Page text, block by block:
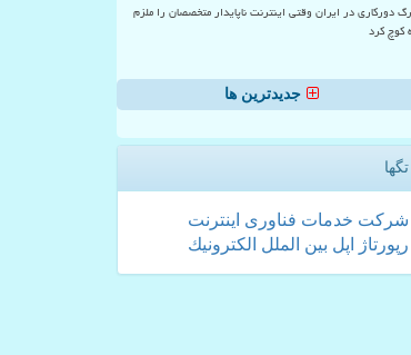
دورکاری در ایران وقتی اینترنت ناپایدار متخصصان را ملزم
کوچ کرد
جدیدترین ها
تگها
شركت خدمات فناوری اینترنت
رپورتاژ
اپل بین الملل الكترونیك